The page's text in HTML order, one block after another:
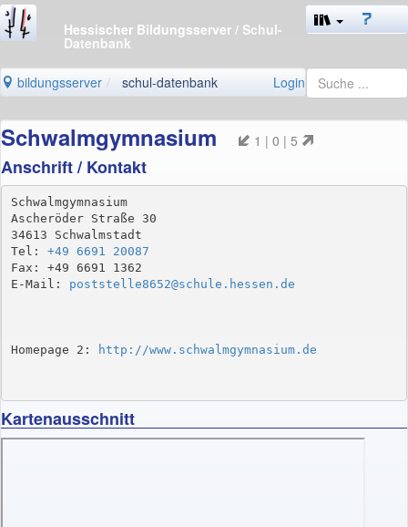
Hessischer Bildungsserver / Schul-
Datenbank
bildungsserver schul-datenbank Login
Schwalmgymnasium 1 | 0 | 5
Anschrift / Kontakt
Schwalmgymnasium
Ascheröder Straße 30
34613 Schwalmstadt
Tel: +49 6691 20087
Fax: +49 6691 1362
E-Mail: poststelle8652@schule.hessen.de
Homepage 2: http://www.schwalmgymnasium.de
Kartenausschnitt